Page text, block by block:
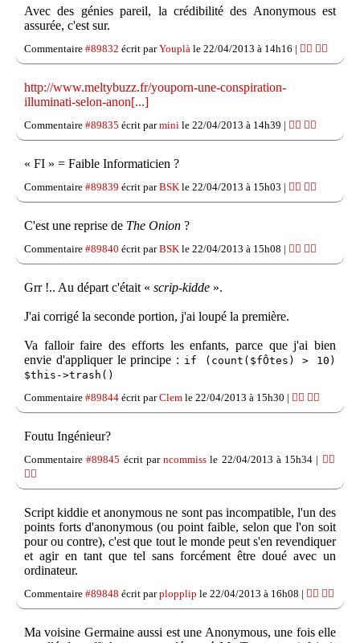
Avec des génies pareil, la crédibilité des Anonymous est
assurée, c'est sur.
Commentaire #89832 écrit parYouplà le 22/04/2013 à 14h16 | 👍🏽 👎🏽
http://www.meltybuzz.fr/youporn-une-conspiration-
illuminati-selon-anon[...]
Commentaire #89835 écrit parmini le 22/04/2013 à 14h39 | 👍🏽 👎🏽
« FI » = Faible Informaticien ?
Commentaire #89839 écrit parBSK le 22/04/2013 à 15h03 | 👍🏽 👎🏽
C'est une reprise de The Onion ?
Commentaire #89840 écrit parBSK le 22/04/2013 à 15h08 | 👍🏽 👎🏽
Grr !.. Au départ c'était « scrip-kidde ».
J'ai corrigé la seconde portion, j'ai loupé la première.
Va falloir faire des efforts les enfants, parce que j'ai bien
envie d'appliquer le principe : if (count($fÔtes) > 10)
$this->trash()
Commentaire #89844 écrit parClem le 22/04/2013 à 15h30 | 👍🏽 👎🏽
Foutu Ingénieur?
Commentaire#89845 écrit parncommiss le 22/04/2013 à 15h34 | 👍🏽
👎🏽
Script kiddie et anonymous ne sont pas incompatible, l'un des
points forts d'anonymous (ou point faible, selon que l'on soit
pour ou contre), c'est que tout le monde peut s'en revendiquer
et agir en tant que tel sans forcément être doué avec un
ordinateur.
Commentaire #89848 écrit parplopplip le 22/04/2013 à 16h08 | 👍🏽 👎🏽
Ma voisine Germaine aussi est une Anonymous, une fois elle